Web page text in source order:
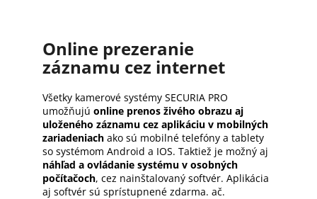
Online prezeranie
záznamu cez internet
Všetky kamerové systémy SECURIA PRO
umožňujú online prenos živého obrazu aj
uloženého záznamu cez aplikáciu v mobilných
zariadeniach ako sú mobilné telefóny a tablety
so systémom Android a IOS. Taktiež je možný aj
náhľad a ovládanie systému v osobných
počítačoch, cez nainštalovaný softvér. Aplikácia
aj softvér sú sprístupnené zdarma. ač.